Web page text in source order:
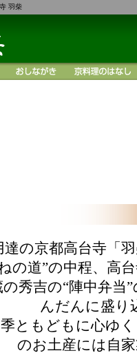
羽柴
達の京都高台寺「
の道”の中程、高
の秀吉の“陣中弁
んだんに盛り
ともどもに心ゆ
のお土産には自